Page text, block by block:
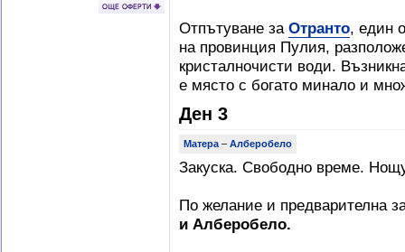
Отпътуване за Отранто, един
на провинция Пулия,
кристалночисти води.
е място с богато минало и
Ден 3
Матера – Алберобело
Закуска. Свободно време.
По желание и предварителна
и Алберобело.